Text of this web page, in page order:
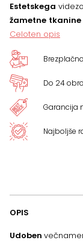
Estetskega
žametne tkanine
Celoten opis
Do 24
Garancija
Najboljše
OPIS
Udoben